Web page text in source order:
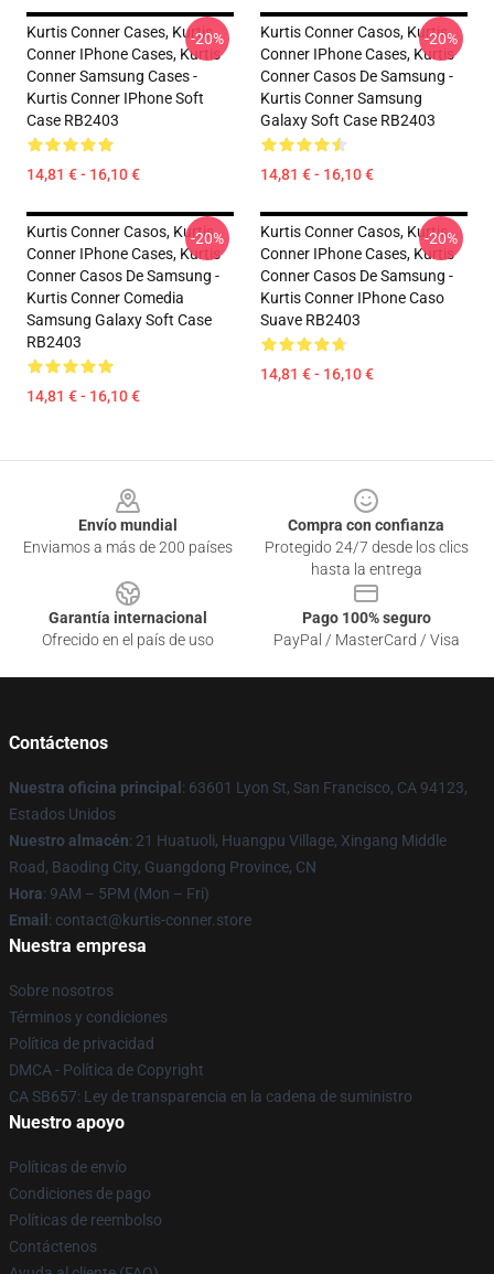
Kurtis Conner Cases, Kurtis
Conner IPhone Cases, Kurtis
Conner Samsung Cases -
Kurtis Conner IPhone Soft
Case RB2403
14,81 € - 16,10 €
-20%
Kurtis Conner Casos, Kurtis
Conner IPhone Cases, Kurtis
Conner Casos De Samsung -
Kurtis Conner Samsung
Galaxy Soft Case RB2403
14,81 € - 16,10 €
-20%
Kurtis Conner Casos, Kurtis
Conner IPhone Cases, Kurtis
Conner Casos De Samsung -
Kurtis Conner Comedia
Samsung Galaxy Soft Case
RB2403
14,81 € - 16,10 €
-20%
Kurtis Conner Casos, Kurtis
Conner IPhone Cases, Kurtis
Conner Casos De Samsung -
Kurtis Conner IPhone Caso
Suave RB2403
14,81 € - 16,10 €
-20%
Envío mundial
Enviamos a más de 200 países
Compra con confianza
Protegido 24/7 desde los clics
hasta la entrega
Garantía internacional
Ofrecido en el país de uso
Pago 100% seguro
PayPal / MasterCard / Visa
Contáctenos
Nuestra oficina principal : 63601 Lyon St, San Francisco, CA 94123,
Estados Unidos
Nuestro almacén: 21 Huatuoli, Huangpu Village, Xingang Middle
Road, Baoding City, Guangdong Province, CN
Hora: 9AM – 5PM (Mon – Fri)
Email : contact@kurtis-conner.store
Nuestra empresa
Sobre nosotros
Términos y condiciones
Política de privacidad
DMCA - Política de Copyright
CA SB657: Ley de transparencia en la cadena de suministro
Nuestro apoyo
Políticas de envío
Condiciones de pago
Políticas de reembolso
Contáctenos